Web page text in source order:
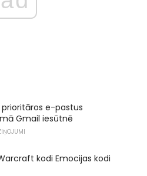
prioritāros e-pastus
Gmail iesūtnē
kodi Emocijas kodi